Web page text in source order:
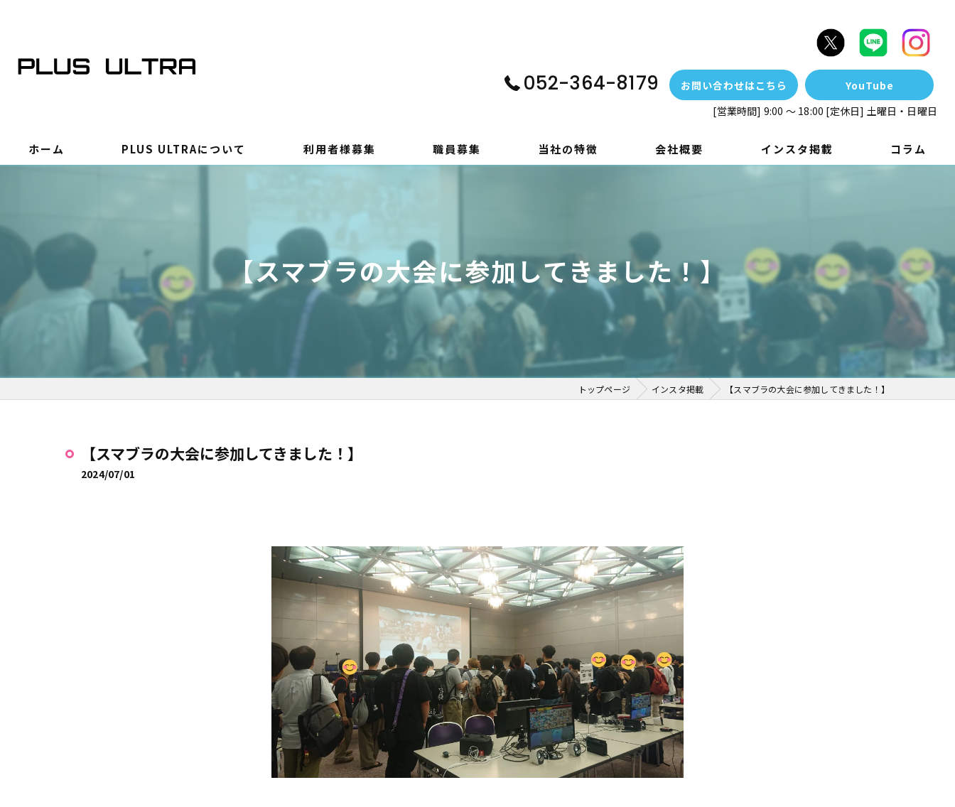
052-364-8179 お問い合わせはこちら
YouTube
[営業時間] 9:00 ～ 18:00 [定休日] 土曜日・日曜日
ホーム PLUS ULTRAについて 利用者様募集 職員募集 当社の特徴
動画編集
ゲーム制作
会社概要 インスタ掲載 コラム
【スマブラの大会に参加してきました！】
トップページ インスタ掲載 【スマブラの大会に参加してきました！】
【スマブラの大会に参加してきました！】
2024/07/01